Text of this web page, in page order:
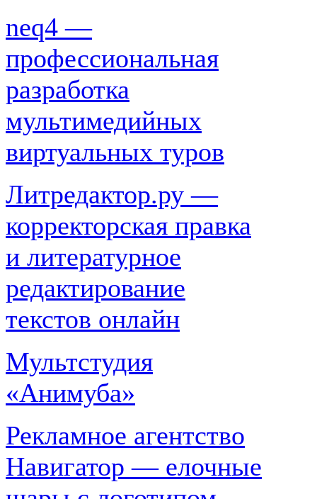
neq4 —
профессиональная
разработка
мультимедийных
виртуальных туров
Литредактор.ру —
корректорская правка
и литературное
редактирование
текстов онлайн
Мультстудия
«Анимуба»
Рекламное агентство
Навигатор — елочные